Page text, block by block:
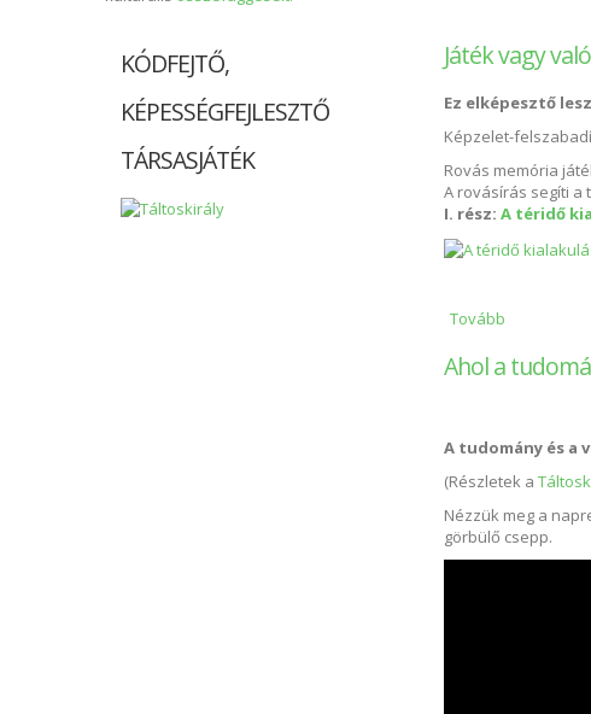
KÓDFEJTŐ,
KÉPESSÉGFEJLESZTŐ
TÁRSASJÁTÉK
Játék vagy
Ez elképesztő
Képzelet-
Rovás memória
A rovásírás segíti
I. rész: A téridő
Tovább
Ahol a
A tudomány és a
(Részletek a
Nézzük meg a
görbülő csepp.